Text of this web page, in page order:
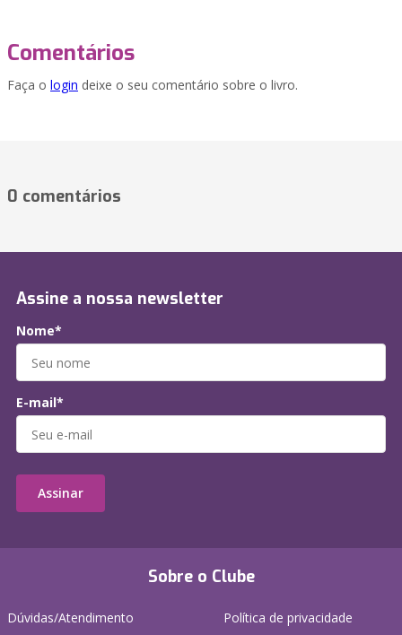
Comentários
Faça o login deixe o seu comentário sobre o livro.
0 comentários
Sobre o Clube
Dúvidas/Atendimento
Política de privacidade
Assine a nossa newsletter
Nome*
E-mail*
Assinar